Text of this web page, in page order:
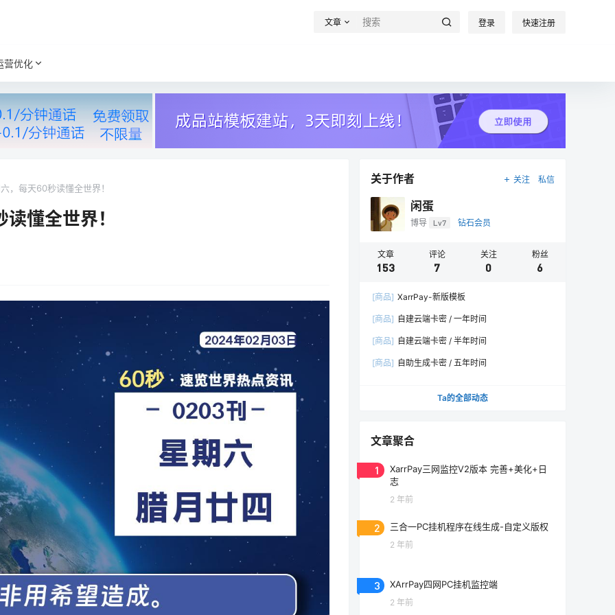
文章 登录 快速注册
营优化
，每天60秒读懂全世界！
懂全世界！
关于作者 关注 私信
闲蛋
博导 Lv7 钻石会员
文章
153
评论
7
关注
0
粉丝
6
[商品] XarrPay-新版模板
[商品] 自建云端卡密 / 一年时间
[商品] 自建云端卡密 / 半年时间
[商品] 自助生成卡密 / 五年时间
Ta的全部动态
文章聚合
1
XarrPay三网监控V2版本 完善+美化+日
志
2 年前
2 三合一PC挂机程序在线生成-自定义版权
2 年前
3 XArrPay四网PC挂机监控端
2 年前